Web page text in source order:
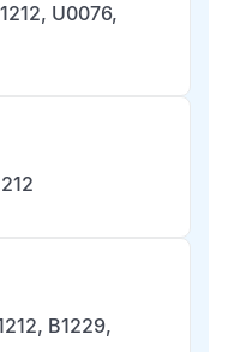
U0076,
B1229,